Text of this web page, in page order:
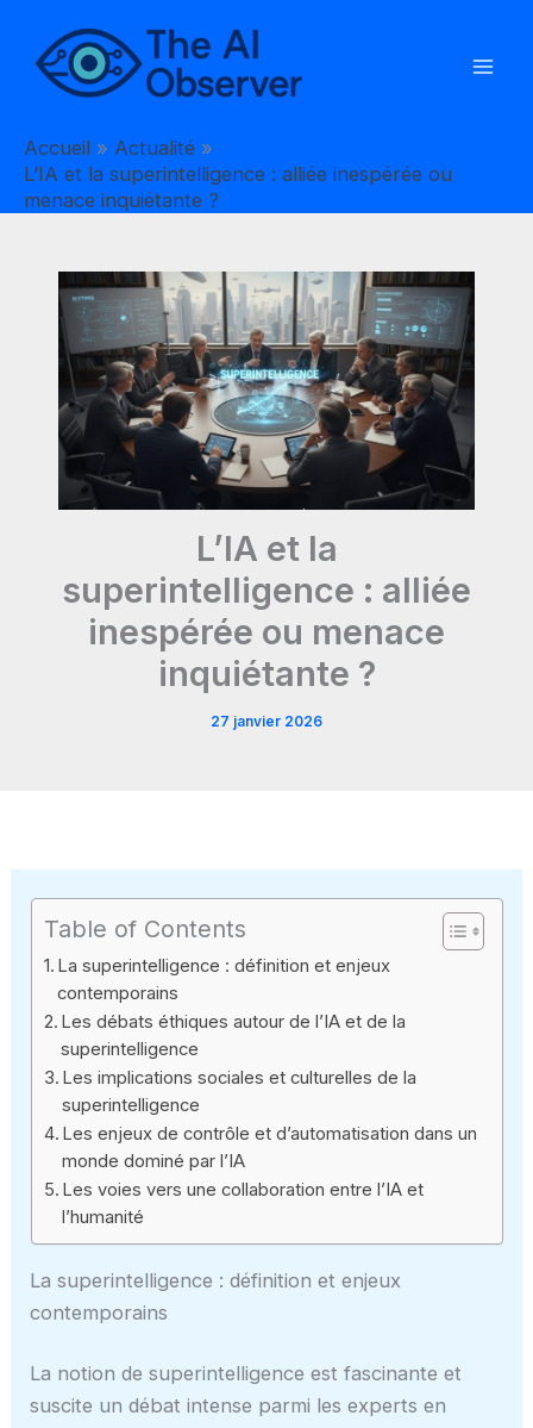
contenu
Accueil
Actualité
L’IA et la superintelligence : alliée inespérée ou
menace inquiétante ?
L’IA et la
superintelligence : alliée
inespérée ou menace
inquiétante ?
27 janvier 2026
Table of Contents
La superintelligence : définition et enjeux
contemporains
Les débats éthiques autour de l’IA et de la
superintelligence
Les implications sociales et culturelles de la
superintelligence
Les enjeux de contrôle et d’automatisation dans un
monde dominé par l’IA
Les voies vers une collaboration entre l’IA et
l’humanité
La superintelligence : définition et enjeux
contemporains
La notion de superintelligence est fascinante et
suscite un débat intense parmi les experts en